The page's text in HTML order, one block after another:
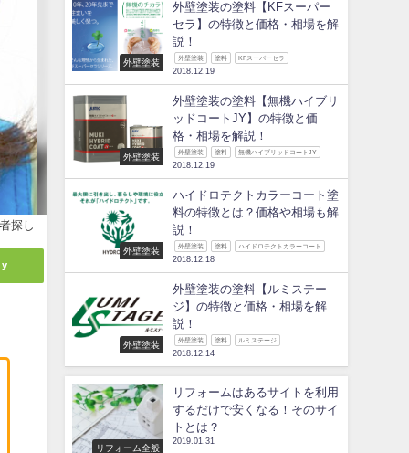
探し
外壁塗装
外壁塗装の塗料【KFスーパー
セラ】の特徴と価格・相場を解
説！
外壁塗装 塗料 KFスーパーセラ
2018.12.19
外壁塗装
外壁塗装の塗料【無機ハイブリ
ッドコートJY】の特徴と価
格・相場を解説！
外壁塗装 塗料 無機ハイブリッドコートJY
2018.12.19
外壁塗装
ハイドロテクトカラーコート塗
料の特徴とは？価格や相場も解
説！
外壁塗装 塗料 ハイドロテクトカラーコート
2018.12.18
外壁塗装
外壁塗装の塗料【ルミステー
ジ】の特徴と価格・相場を解
説！
外壁塗装 塗料 ルミステージ
2018.12.14
リフォーム全般
リフォームはあるサイトを利用
するだけで安くなる！そのサイ
トとは？
2019.01.31